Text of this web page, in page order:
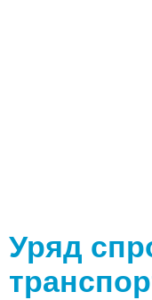
Уряд